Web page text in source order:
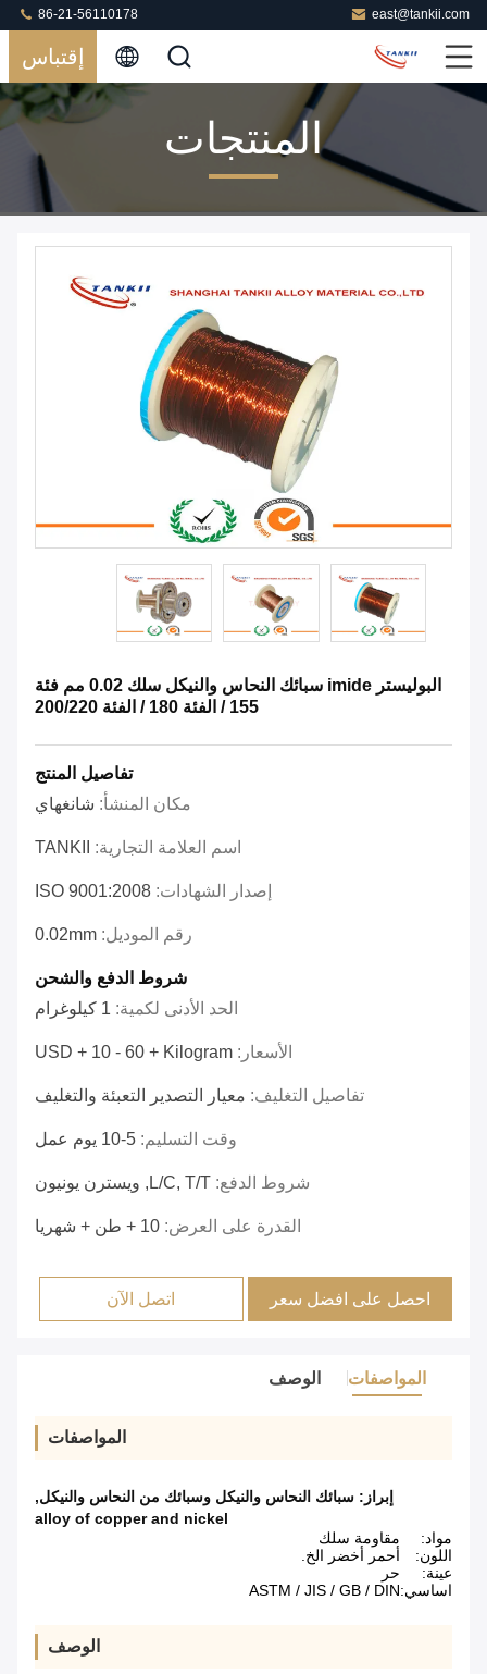
east@tankii.com
86-21-56110178
إقتباس
المنتجات
البوليستر imide سبائك النحاس والنيكل سلك 0.02 مم فئة
155 / الفئة 180 / الفئة 200/220
تفاصيل المنتج
مكان المنشأ: شانغهاي
اسم العلامة التجارية: TANKII
إصدار الشهادات: ISO 9001:2008
رقم الموديل: 0.02mm
شروط الدفع والشحن
الحد الأدنى لكمية: 1 كيلوغرام
الأسعار: USD + 10 - 60 + Kilogram
تفاصيل التغليف: معيار التصدير التعبئة والتغليف
وقت التسليم: 5-10 يوم عمل
شروط الدفع: L/C, T/T, ويسترن يونيون
القدرة على العرض: 10 + طن + شهريا
احصل على افضل سعر اتصل الآن
المواصفات الوصف
المواصفات
إبراز: سبائك النحاس والنيكل وسبائك من النحاس والنيكل,
alloy of copper and nickel
مواد:
مقاومة سلك
اللون:
أحمر أخضر الخ.
عينة:
حر
اساسي:ASTM / JIS / GB / DIN
الوصف